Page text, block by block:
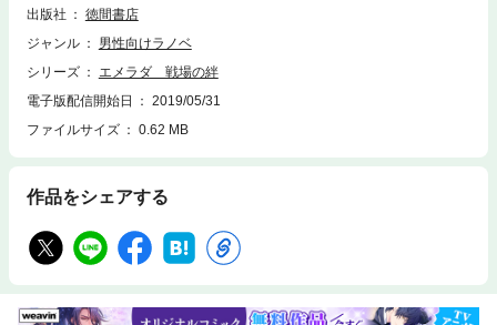
い。
出版社
徳間書店
ジャンル
男性向けラノベ
シリーズ
エメラダ 戦場の絆
電子版配信開始日
2019/05/31
ファイルサイズ
0.62 MB
作品をシェアする